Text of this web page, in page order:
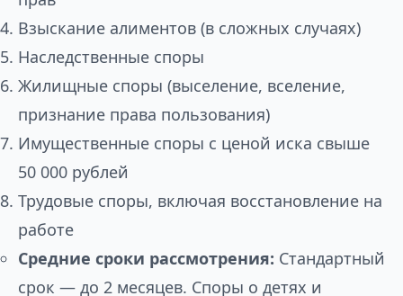
Взыскание алиментов (в сложных случаях)
Наследственные споры
Жилищные споры (выселение, вселение,
признание права пользования)
Имущественные споры с ценой иска свыше
50 000 рублей
Трудовые споры, включая восстановление на
работе
Средние сроки рассмотрения: Стандартный
срок — до 2 месяцев. Споры о детях и